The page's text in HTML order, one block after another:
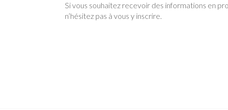
Si vous souhaitez recevoir des informations en
n’hésitez pas à vous y inscrire.